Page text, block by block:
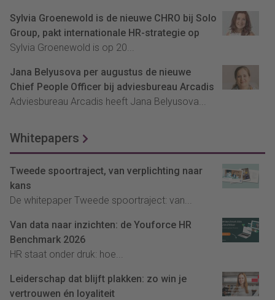
Sylvia Groenewold is de nieuwe CHRO bij Solo
Group, pakt internationale HR-strategie op
Sylvia Groenewold is op 20...
Jana Belyusova per augustus de nieuwe
Chief People Officer bij adviesbureau Arcadis
Adviesbureau Arcadis heeft Jana Belyusova...
Whitepapers
Tweede spoortraject, van verplichting naar
kans
De whitepaper Tweede spoortraject: van...
Van data naar inzichten: de Youforce HR
Benchmark 2026
HR staat onder druk: hoe...
Leiderschap dat blijft plakken: zo win je
vertrouwen én loyaliteit